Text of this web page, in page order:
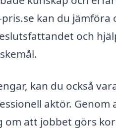
kan du
och
kan du också
aktör.
om att jobbet görs